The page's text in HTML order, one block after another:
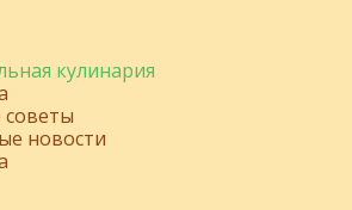
кулинария
новости